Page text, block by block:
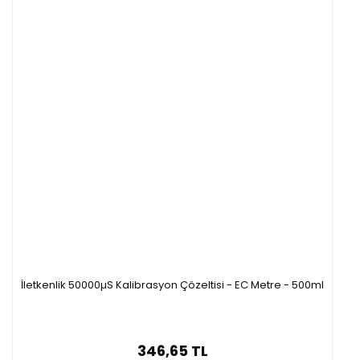
İletkenlik 50000µS Kalibrasyon Çözeltisi - EC Metre - 500ml
346,65 TL